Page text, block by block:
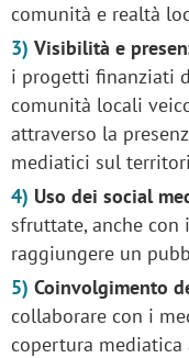
comunità e realtà
Visibilità e
i progetti finanziati
comunità locali
attraverso la
mediatici sul
Uso dei social
sfruttate, anche
raggiungere un
Coinvolgimento
collaborare con i
copertura